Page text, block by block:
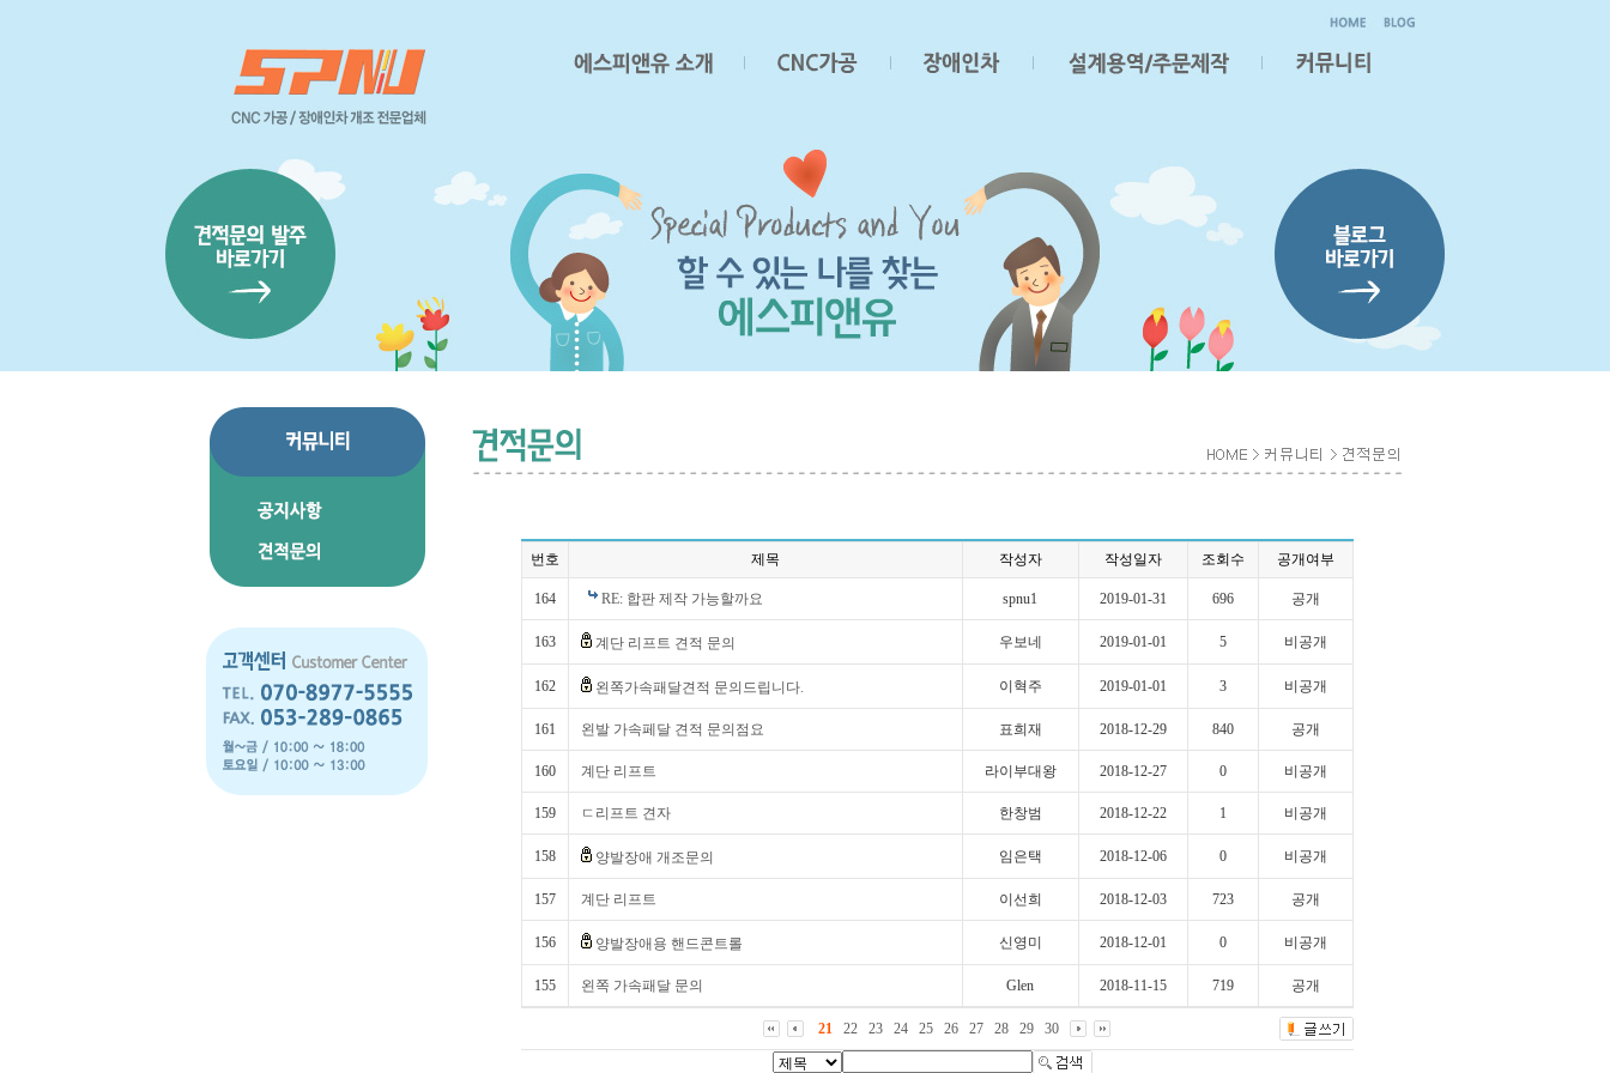
번호 제목 작성자 작성일자 조회수 공개여부
164 RE: 합판 제작 가능할까요 spnu1 2019-01-31 696 공개
163 계단 리프트 견적 문의 우보네 2019-01-01 5 비공개
162 왼쪽가속패달견적 문의드립니다. 이혁주 2019-01-01 3 비공개
161 왼발 가속페달 견적 문의점요 표희재 2018-12-29 840 공개
160 계단 리프트 라이부대왕 2018-12-27 0 비공개
159 ㄷ리프트 견자 한창범 2018-12-22 1 비공개
158 양발장애 개조문의 임은택 2018-12-06 0 비공개
157 계단 리프트 이선희 2018-12-03 723 공개
156 양발장애용 핸드콘트롤 신영미 2018-12-01 0 비공개
155 왼쪽 가속패달 문의 Glen 2018-11-15 719 공개
21 22 23 24 25 26 27 28 29 30